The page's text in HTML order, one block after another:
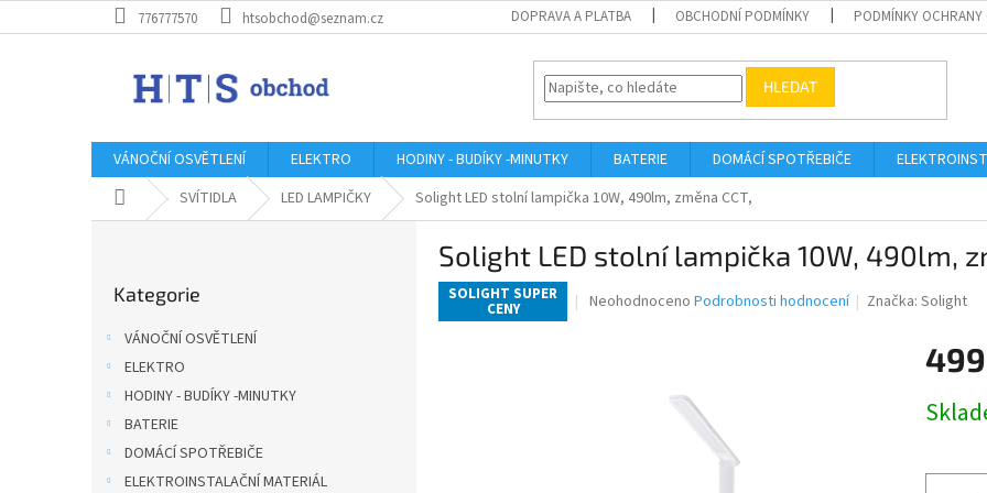
na
776777570 htsobchod@seznam.cz DOPRAVA A PLATBA OBCHODNÍ PODMÍNKY PODMÍNKY OCHRANY
HLEDAT
VÁNOČNÍ OSVĚTLENÍ ELEKTRO HODINY - BUDÍKY -MINUTKY BATERIE DOMÁCÍ SPOTŘEBIČE
Domů SVÍTIDLA LED LAMPIČKY Solight LED stolní lampička 10W, 490lm, změna CCT,
kategorie
Kategorie
VÁNOČNÍ OSVĚTLENÍ
ELEKTRO
HODINY - BUDÍKY -MINUTKY
BATERIE
DOMÁCÍ SPOTŘEBIČE
ELEKTROINSTALAČNÍ MATERIÁL
Solight LED stolní lampička 10W, 490lm,
SOLIGHT SUPER
CENY
Průměrné
Neohodnoceno Podrobnosti hodnocení Značka:Solight
cena: